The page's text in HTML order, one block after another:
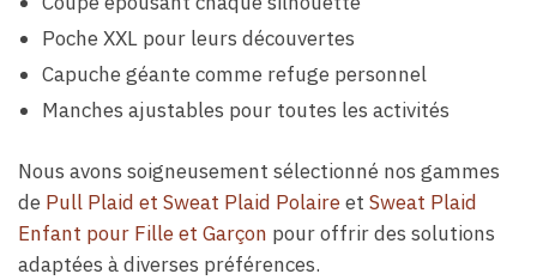
Poche XXL pour leurs découvertes
Capuche géante comme refuge personnel
Manches ajustables pour toutes les activités
Nous avons soigneusement sélectionné nos gammes
de Pull Plaid et Sweat Plaid Polaireet Sweat Plaid
Enfant pour Fille et Garçon pour offrir des solutions
adaptées à diverses préférences.